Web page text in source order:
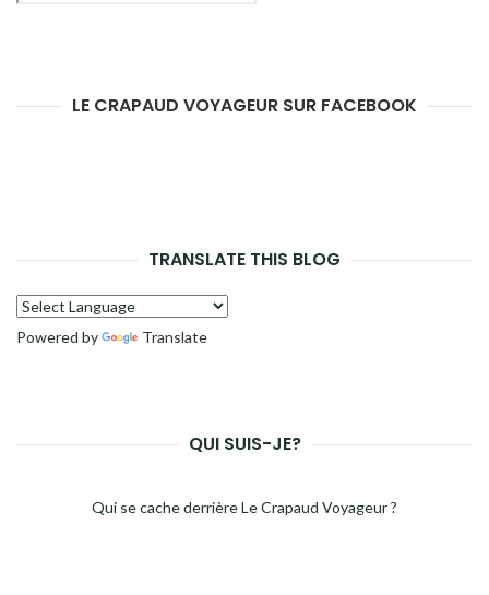
LE CRAPAUD VOYAGEUR SUR FACEBOOK
TRANSLATE THIS BLOG
Powered by Translate
QUI SUIS-JE?
Qui se cache derrière Le Crapaud Voyageur ?